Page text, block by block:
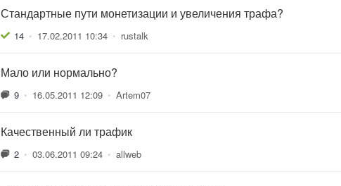
Стандартные пути монетизации и увеличения трафа?
14 • 17.02.2011 10:34 • rustalk
Мало или нормально?
9 • 16.05.2011 12:09 • Artem07
Качественный ли трафик
2 • 03.06.2011 09:24 • allweb